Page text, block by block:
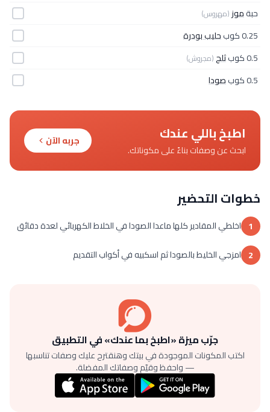
حبةموز(مهروس)
0.25 كوب
حليب بودرة
0.5 كوب
ثلج(مجروش)
0.5 كوب صودا
اطبخ باللي عندك
ابحث عن وصفات بناءً على مكوناتك.
جربه الآن
خطوات التحضير
1 اخلطي المقادير كلها ماعدا الصودا في الخلاط الكهربائي لعدة دقائق
2 امزجي الخليط بالصودا ثم اسكبيه في أكواب التقديم
جرّب ميزة «اطبخ بما عندك» في التطبيق
اكتب المكونات الموجودة في بيتك وهنقترح عليك وصفات تناسبها
— واحفظ وقيّم وصفاتك المفضلة.